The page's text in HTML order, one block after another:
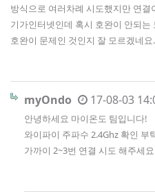
방식으로 여러차례 시도했지만 연
기가인터넷인데 혹시 호완이 안되는
호완이 문제인 것인지 잘 모르겠네요.
myOndo 17-08-03
안녕하세요 마이온도 팀입니다!
와이파이 주파수 2.4Ghz 확인
가까이 2~3번 연결 시도 해주세